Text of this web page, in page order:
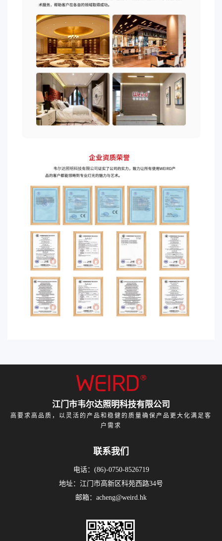
江门市韦尔达照明科技有限公司
高要求高品质，以灵活的产品和稳健的质量确保产品更大化满足客
户需求
联系我们
电话：(86)-0750-8526719
地址：江门市高新区科苑西路34号
邮箱：acheng@weird.hk